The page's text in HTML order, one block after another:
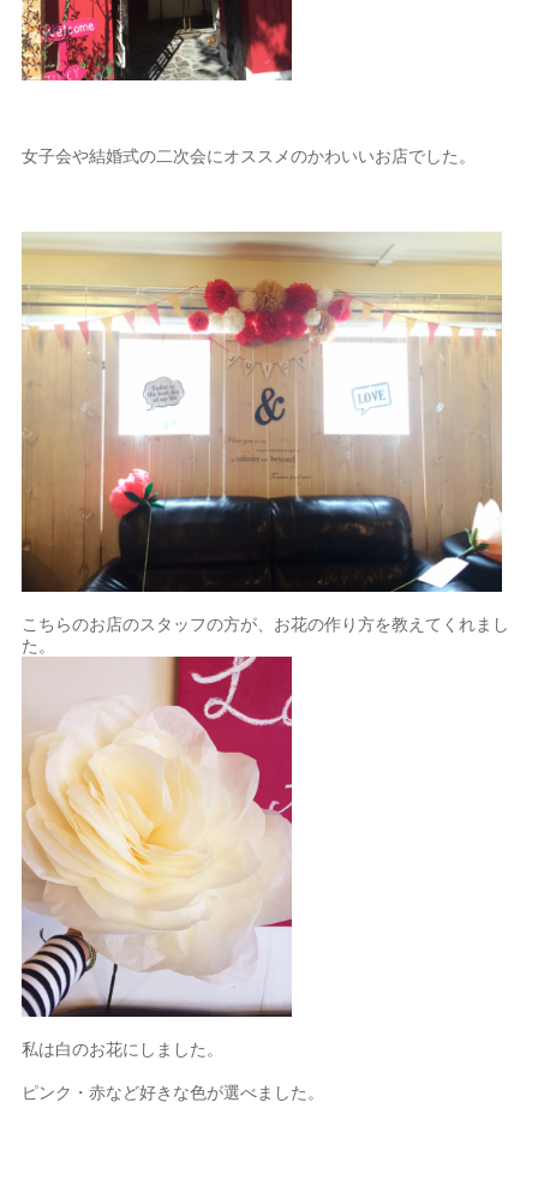
女子会や結婚式の二次会にオススメのかわいいお店でした。
こちらのお店のスタッフの方が、お花の作り方を教えてくれまし
た。
私は白のお花にしました。
ピンク・赤など好きな色が選べました。